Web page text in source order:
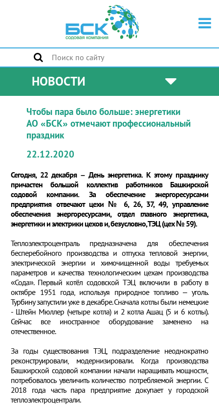
НОВОСТИ
Чтобы пара было больше: энергетики
АО «БСК» отмечают профессиональный
праздник
22.12.2020
Сегодня, 22 декабря – День энергетика. К этому празднику
причастен большой коллектив работников Башкирской
содовой компании. За обеспечение энергоресурсами
предприятия отвечают цехи № 6, 26, 37, 49, управление
обеспечения энергоресурсами, отдел главного энергетика,
энергетики и электрики цехов и, безусловно, ТЭЦ (цех № 59).
Теплоэлектроцентраль предназначена для обеспечения
бесперебойного производства и отпуска тепловой энергии,
электрической энергии и химочищенной воды требуемых
параметров и качества технологическим цехам производства
«Сода». Первый котёл содовской ТЭЦ включили в работу в
октябре 1951 года, используя природное топливо – уголь.
Турбину запустили уже в декабре. Сначала котлы были немецкие
- Штейн Мюллер (четыре котла) и 2 котла Ашац (5 и 6 котлы).
Сейчас все иностранное оборудование заменено на
отечественное.
За годы существования ТЭЦ, подразделение неоднократно
реконструировали, модернизировали. Когда производства
Башкирской содовой компании начали наращивать мощности,
потребовалось увеличить количество потребляемой энергии. С
2018 года часть пара предприятие докупает у городской
теплоэлектроцентрали.